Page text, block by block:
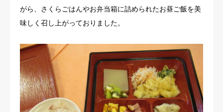
がら、さくらごはんやお弁当箱に詰められたお昼ご飯を美
味しく召し上がっておりました。